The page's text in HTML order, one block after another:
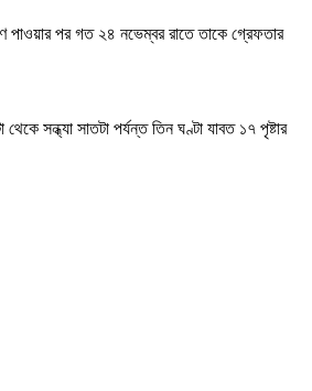
পাওয়ার পর গত ২৪ নভেম্বর রাতে তাকে গ্রেফতার
সন্ধ্যা সাতটা পর্যন্ত তিন ঘণ্টা যাবত ১৭ পৃষ্টার